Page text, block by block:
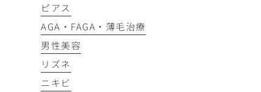
ピアス
AGA・FAGA・薄毛治療
男性美容
リズネ
ニキビ